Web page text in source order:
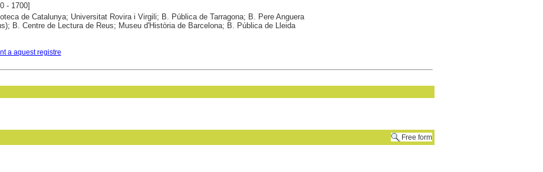
- 1700]
de Catalunya; Universitat Rovira i Virgili; B. Pública de Tarragona; B. Pere Anguera
B. Centre de Lectura de Reus; Museu d'Història de Barcelona; B. Pública de Lleida
a aquest registre
Free form